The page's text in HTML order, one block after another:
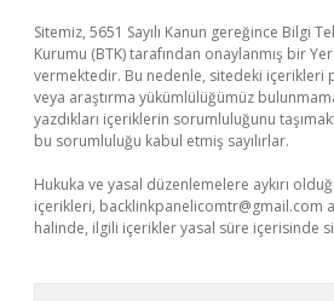
Sitemiz, 5651 Sayılı Kanun gereğince Bilgi
Kurumu (BTK) tarafından onaylanmış bir
vermektedir. Bu nedenle, sitedeki içerikleri
veya araştırma yükümlülüğümüz
yazdıkları içeriklerin sorumluluğunu
bu sorumluluğu kabul etmiş sayılırlar.
Hukuka ve yasal düzenlemelere aykırı
içerikleri, backlinkpanelicomtr@gmail.com
halinde, ilgili içerikler yasal süre içerisinde